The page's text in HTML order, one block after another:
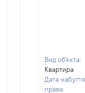
Вид об'єкта:
Квартира
Дата набуття
права: